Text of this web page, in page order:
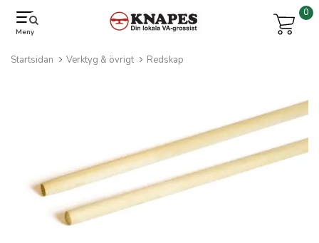
Meny
0
Startsidan Verktyg & övrigt Redskap